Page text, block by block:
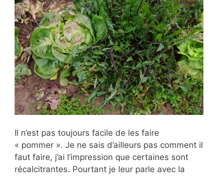
Il n’est pas toujours facile de les faire
« pommer ». Je ne sais d’ailleurs pas comment il
faut faire, j’ai l’impression que certaines sont
récalcitrantes. Pourtant je leur parle avec la